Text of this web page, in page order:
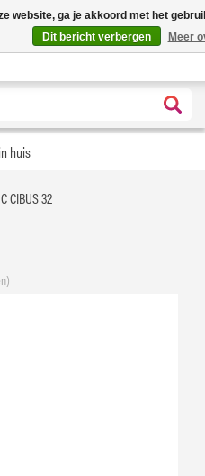
| Nu 25% korting op gehele
huis
CIBUS 32
website, ga je akkoord met het
Dit bericht verbergen
Meer